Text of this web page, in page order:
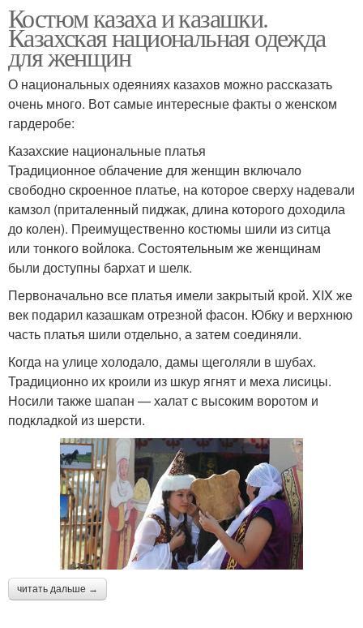
Костюм казаха и казашки.
Казахская национальная одежда
для женщин
О национальных одеяниях казахов можно рассказать
очень много. Вот самые интересные факты о женском
гардеробе:
Казахские национальные платья
Традиционное облачение для женщин включало
свободно скроенное платье, на которое сверху надевали
камзол (приталенный пиджак, длина которого доходила
до колен). Преимущественно костюмы шили из ситца
или тонкого войлока. Состоятельным же женщинам
были доступны бархат и шелк.
Первоначально все платья имели закрытый крой. XIX же
век подарил казашкам отрезной фасон. Юбку и верхнюю
часть платья шили отдельно, а затем соединяли.
Когда на улице холодало, дамы щеголяли в шубах.
Традиционно их кроили из шкур ягнят и меха лисицы.
Носили также шапан — халат с высоким воротом и
подкладкой из шерсти.
читать дальше →